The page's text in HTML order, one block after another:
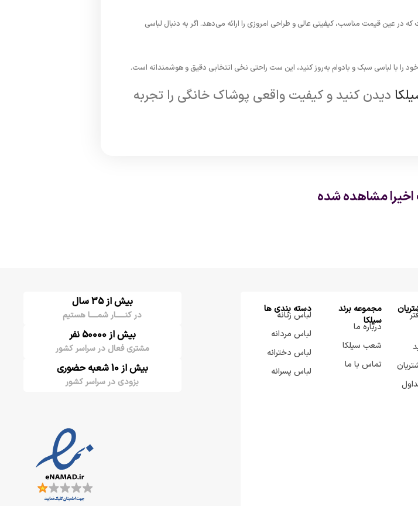
که درعین قیمت مناسب،کیفیتی عالی و طراحی امروزی را ارائه می‌دهد. اگر به دنبال لباسی
خود را با لباسی سبک و بادوام به‌روزکنید، این ست راحتی نخی انتخابی دقیق وهوشمندانه است.
دیدن کنید و کیفیت واقعی پوشاک خانگی را تجربه
مشاهده شده
مجموعه برند
سيلكا
درباره ما
شعب سیلکا
تماس با ما
دسته بندی ها
لباس زنانه
لباس مردانه
لباس دخترانه
لباس پسرانه
بیش از 35 سال
در کنـــــار شمــــا هستیم
بیش از 50000 نفر
مشتری فعال در سراسر کشور
بیش از 10 شعبه حضوری
بزودی در سراسر کشور